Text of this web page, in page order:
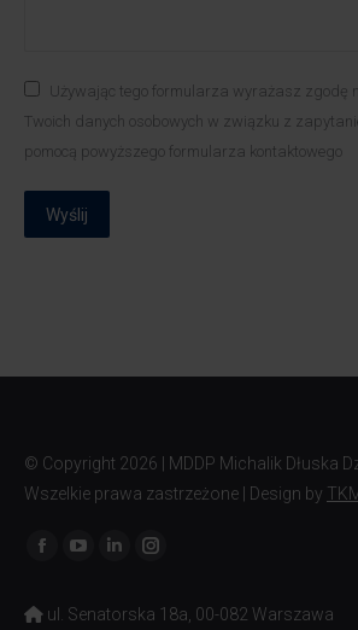
Używając tego formularza wyrażasz zgodę
Twoich danych osobowych w związku z
pomocą powyższego formularza kontaktowego
Wyślij
© Copyright 2026 | MDDP Michalik Dłuska
Wszelkie prawa zastrzeżone | Design by
Znajdź nas na:
ul. Senatorska 18a, 00-082 Warszawa